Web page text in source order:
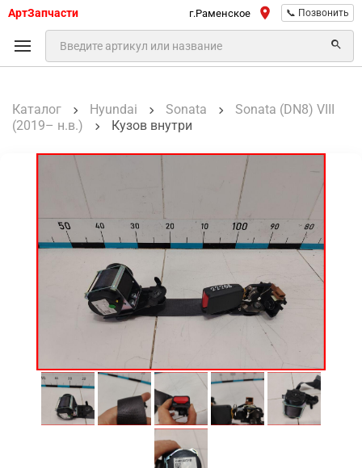
АртЗапчасти г.Раменское 📞 Позвонить
Каталог Hyundai Sonata
Sonata (DN8) VIII
(2019– н.в.)
Кузов внутри